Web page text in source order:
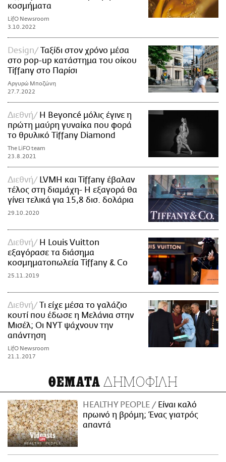
κοσμήματα
LifO Newsroom
3.10.2022
Design
Ταξίδι στον χρόνο μέσα
στο pop-up κατάστημα του οίκου
Tiffany στο Παρίσι
Αργυρώ Μποζώνη
27.7.2022
Διεθνή
Η Beyoncé μόλις έγινε η
πρώτη μαύρη γυναίκα που φορά
το θρυλικό Tiffany Diamond
The LiFO team
23.8.2021
Διεθνή
LVMH και Tiffany έβαλαν
τέλος στη διαμάχη- Η εξαγορά θα
γίνει τελικά για 15,8 δισ. δολάρια
29.10.2020
Διεθνή
Η Louis Vuitton
εξαγόρασε τα διάσημα
κοσμηματοπωλεία Tiffany & Co
25.11.2019
Διεθνή
Τι είχε μέσα το γαλάζιο
κουτί που έδωσε η Μελάνια στην
Μισέλ; Οι NYT ψάχνουν την
απάντηση
LifO Newsroom
21.1.2017
ΘΕΜΑΤΑ ΔΗΜΟΦΙΛΗ
HEALTHY PEOPLE
Είναι καλό
πρωινό η βρόμη; Ένας γιατρός
απαντά